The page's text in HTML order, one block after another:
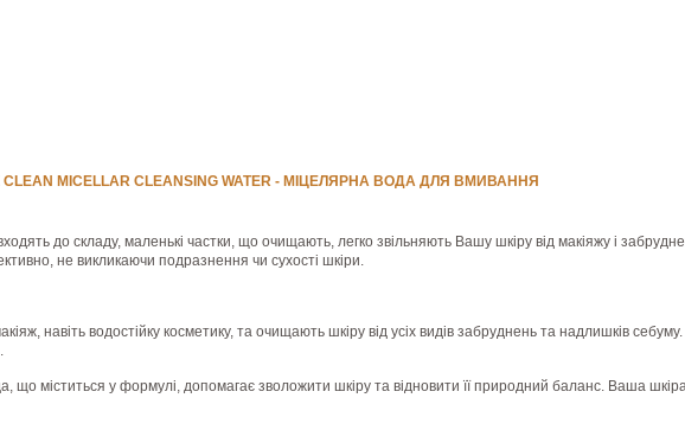
CLEAN MICELLAR CLEANSING WATER - МІЦЕЛЯРНА ВОДА ДЛЯ ВМИВАННЯ
до складу, маленькі частки, що очищають, легко звільняють Вашу шкіру від макіяжу і
не викликаючи подразнення чи сухості шкіри.
навіть водостійку косметику, та очищають шкіру від усіх видів забруднень та надлишків
що міститься у формулі, допомагає зволожити шкіру та відновити її природний баланс. Ваша